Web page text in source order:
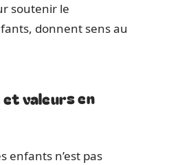
soutenir le
donnent sens au
valeurs en
enfants n’est pas